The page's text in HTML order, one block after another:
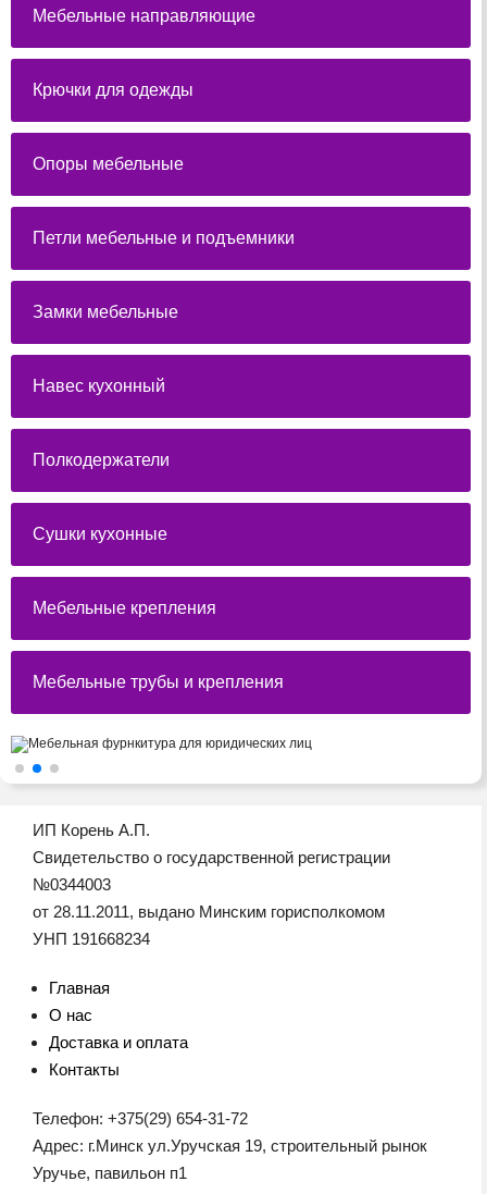
Мебельные направляющие
Крючки для одежды
Опоры мебельные
Петли мебельные и подъемники
Замки мебельные
Навес кухонный
Полкодержатели
Сушки кухонные
Мебельные крепления
Мебельные трубы и крепления
ИП Корень А.П.
Свидетельство о государственной регистрации
№0344003
от 28.11.2011, выдано Минским горисполкомом
УНП 191668234
Главная
О нас
Доставка и оплата
Контакты
Телефон: +375(29) 654-31-72
Адрес: г.Минск ул.Уручская 19, строительный рынок
Уручье, павильон п1